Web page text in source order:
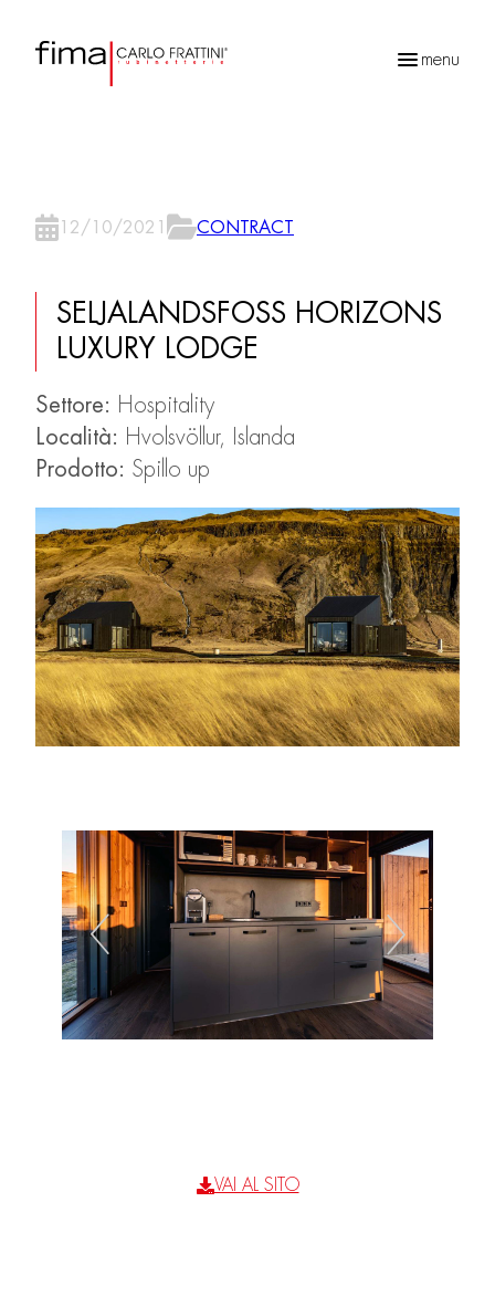
menu
12/10/2021 CONTRACT
SELJALANDSFOSS HORIZONS
LUXURY LODGE
Settore: Hospitality
Località: Hvolsvöllur, Islanda
Prodotto: Spillo up
VAI AL SITO